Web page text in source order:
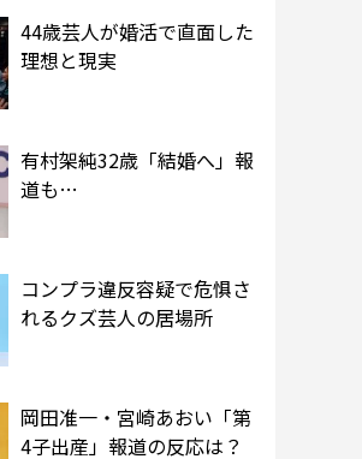
44歳芸人が婚活で直面した
理想と現実
有村架純32歳「結婚へ」報
道も…
コンプラ違反容疑で危惧さ
れるクズ芸人の居場所
岡田准一・宮崎あおい「第
4子出産」報道の反応は？